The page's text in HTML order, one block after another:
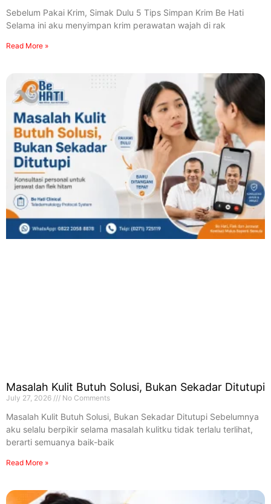
Sebelum Pakai Krim, Simak Dulu 5 Tips Simpan Krim Be Hati
Selama ini aku menyimpan krim perawatan wajah di rak
Read More »
Masalah Kulit Butuh Solusi, Bukan Sekadar Ditutupi
July 27, 2026 No Comments
Masalah Kulit Butuh Solusi, Bukan Sekadar Ditutupi Sebelumnya
aku selalu berpikir selama masalah kulitku tidak terlalu terlihat,
berarti semuanya baik-baik
Read More »